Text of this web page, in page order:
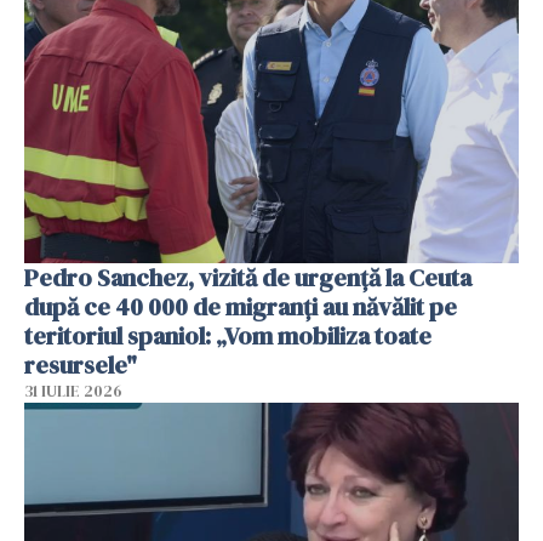
Pedro Sanchez, vizită de urgență la Ceuta
după ce 40 000 de migranți au năvălit pe
teritoriul spaniol: „Vom mobiliza toate
resursele"
31 IULIE 2026